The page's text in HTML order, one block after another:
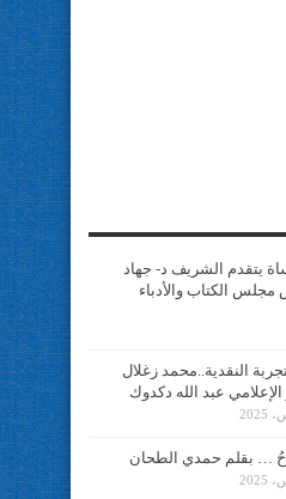
يتقدم الشريف د- جهاد
الكتاب والأدباء
النقدية..محمد زغلال
الإعلامي عبد الله دكدوك
… بقلم حمدي الطحان